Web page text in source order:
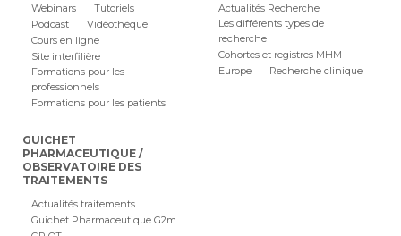
Webinars
Tutoriels
Podcast
Vidéothèque
Cours en ligne
Site interfilière
Formations pour les
professionnels
Formations pour les patients
Actualités Recherche
Les différents types de
recherche
Cohortes et registres MHM
Europe
Recherche clinique
GUICHET
PHARMACEUTIQUE /
OBSERVATOIRE DES
TRAITEMENTS
Actualités traitements
Guichet Pharmaceutique G2m